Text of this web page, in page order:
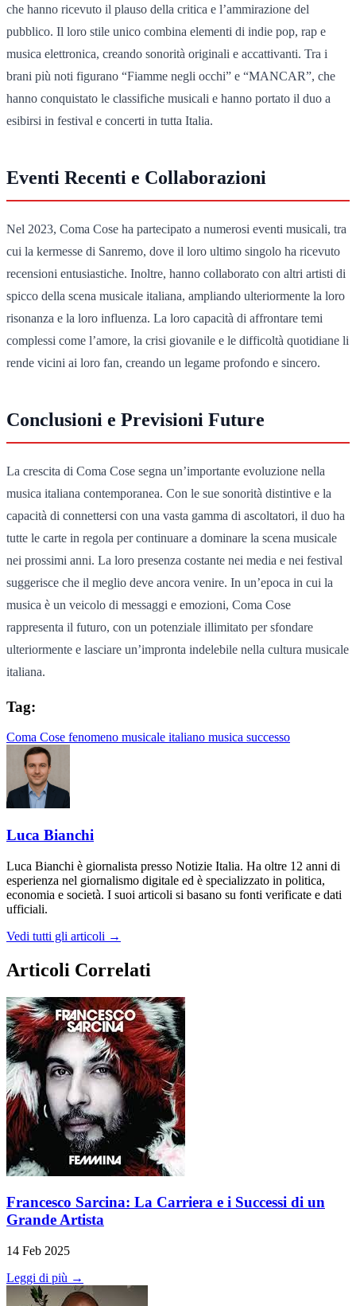
che hanno ricevuto il plauso della critica e l’ammirazione del
pubblico. Il loro stile unico combina elementi di indie pop, rap e
musica elettronica, creando sonorità originali e accattivanti. Tra i
brani più noti figurano “Fiamme negli occhi” e “MANCAR”, che
hanno conquistato le classifiche musicali e hanno portato il duo a
esibirsi in festival e concerti in tutta Italia.
Eventi Recenti e Collaborazioni
Nel 2023, Coma Cose ha partecipato a numerosi eventi musicali, tra
cui la kermesse di Sanremo, dove il loro ultimo singolo ha ricevuto
recensioni entusiastiche. Inoltre, hanno collaborato con altri artisti di
spicco della scena musicale italiana, ampliando ulteriormente la loro
risonanza e la loro influenza. La loro capacità di affrontare temi
complessi come l’amore, la crisi giovanile e le difficoltà quotidiane li
rende vicini ai loro fan, creando un legame profondo e sincero.
Conclusioni e Previsioni Future
La crescita di Coma Cose segna un’importante evoluzione nella
musica italiana contemporanea. Con le sue sonorità distintive e la
capacità di connettersi con una vasta gamma di ascoltatori, il duo ha
tutte le carte in regola per continuare a dominare la scena musicale
nei prossimi anni. La loro presenza costante nei media e nei festival
suggerisce che il meglio deve ancora venire. In un’epoca in cui la
musica è un veicolo di messaggi e emozioni, Coma Cose
rappresenta il futuro, con un potenziale illimitato per sfondare
ulteriormente e lasciare un’impronta indelebile nella cultura musicale
italiana.
Tag:
Coma Cose fenomeno musicale italiano musica successo
Luca Bianchi
Luca Bianchi è giornalista presso Notizie Italia. Ha oltre 12 anni di
esperienza nel giornalismo digitale ed è specializzato in politica,
economia e società. I suoi articoli si basano su fonti verificate e dati
ufficiali.
Vedi tutti gli articoli →
Articoli Correlati
Francesco Sarcina: La Carriera e i Successi di un
Grande Artista
14 Feb 2025
Leggi di più →